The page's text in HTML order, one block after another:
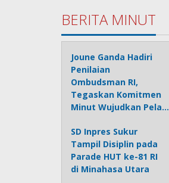
BERITA MINUT
Joune Ganda Hadiri
Penilaian
Ombudsman RI,
Tegaskan Komitmen
Minut Wujudkan Pela…
SD Inpres Sukur
Tampil Disiplin pada
Parade HUT ke-81 RI
di Minahasa Utara